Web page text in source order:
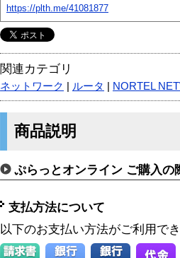
https://plth.me/41081877
関連カテゴリ
ネットワーク ルータ NORTEL
商品説明
ぷらっとオンライン ご購入の
支払方法について
以下のお支払い方法がご利用で